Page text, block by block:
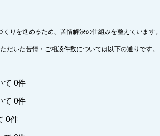
りを進めるため、苦情解決の仕組みを整えています。
だいた苦情・ご相談件数については以下の通りです。
て 0件
て 0件
0件